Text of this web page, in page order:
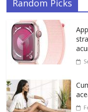
Random Picks